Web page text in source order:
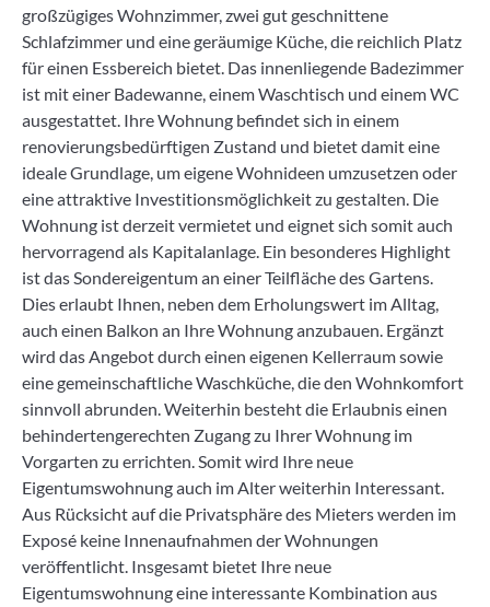
großzügiges Wohnzimmer, zwei gut geschnittene
Schlafzimmer und eine geräumige Küche, die reichlich Platz
für einen Essbereich bietet. Das innenliegende Badezimmer
ist mit einer Badewanne, einem Waschtisch und einem WC
ausgestattet. Ihre Wohnung befindet sich in einem
renovierungsbedürftigen Zustand und bietet damit eine
ideale Grundlage, um eigene Wohnideen umzusetzen oder
eine attraktive Investitionsmöglichkeit zu gestalten. Die
Wohnung ist derzeit vermietet und eignet sich somit auch
hervorragend als Kapitalanlage. Ein besonderes Highlight
ist das Sondereigentum an einer Teilfläche des Gartens.
Dies erlaubt Ihnen, neben dem Erholungswert im Alltag,
auch einen Balkon an Ihre Wohnung anzubauen. Ergänzt
wird das Angebot durch einen eigenen Kellerraum sowie
eine gemeinschaftliche Waschküche, die den Wohnkomfort
sinnvoll abrunden. Weiterhin besteht die Erlaubnis einen
behindertengerechten Zugang zu Ihrer Wohnung im
Vorgarten zu errichten. Somit wird Ihre neue
Eigentumswohnung auch im Alter weiterhin Interessant.
Aus Rücksicht auf die Privatsphäre des Mieters werden im
Exposé keine Innenaufnahmen der Wohnungen
veröffentlicht. Insgesamt bietet Ihre neue
Eigentumswohnung eine interessante Kombination aus